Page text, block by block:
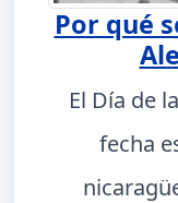
Por qué
El Día de
fecha